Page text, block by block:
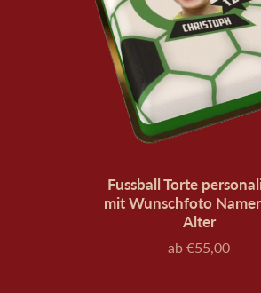
Fussball Torte
mit Wunschfoto
Alter
Preis
ab €55,00